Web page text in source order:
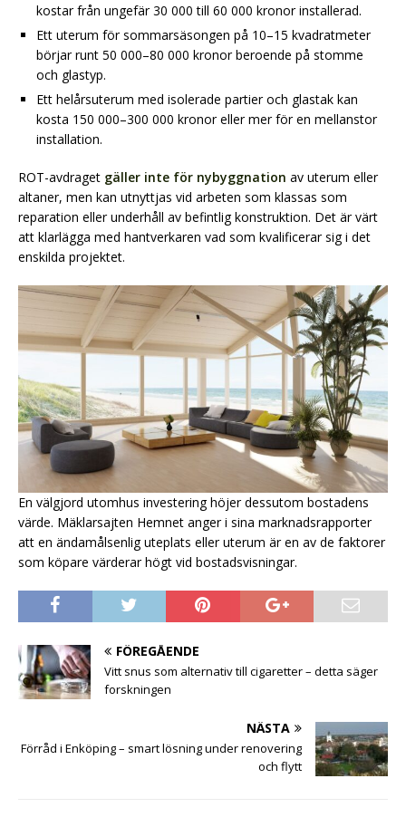
kostar från ungefär 30 000 till 60 000 kronor installerad.
Ett uterum för sommarsäsongen på 10–15 kvadratmeter
börjar runt 50 000–80 000 kronor beroende på stomme
och glastyp.
Ett helårsuterum med isolerade partier och glastak kan
kosta 150 000–300 000 kronor eller mer för en mellanstor
installation.
ROT-avdraget gäller inte för nybyggnation av uterum eller
altaner, men kan utnyttjas vid arbeten som klassas som
reparation eller underhåll av befintlig konstruktion. Det är värt
att klarlägga med hantverkaren vad som kvalificerar sig i det
enskilda projektet.
En välgjord utomhus investering höjer dessutom bostadens
värde. Mäklarsajten Hemnet anger i sina marknadsrapporter
att en ändamålsenlig uteplats eller uterum är en av de faktorer
som köpare värderar högt vid bostadsvisningar.
FÖREGÅENDE
Vitt snus som alternativ till cigaretter – detta säger
forskningen
NÄSTA
Förråd i Enköping – smart lösning under renovering
och flytt